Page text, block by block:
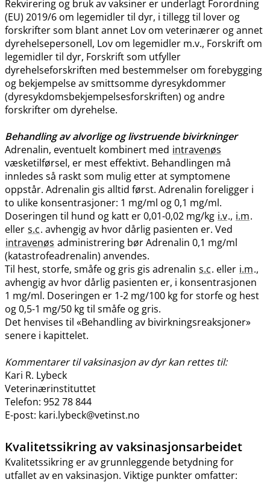
Rekvirering og bruk av vaksiner er underlagt Forordning
(EU) 2019/6 om legemidler til dyr, i tillegg til lover og
forskrifter som blant annet Lov om veterinærer og annet
dyrehelsepersonell, Lov om legemidler m.v., Forskrift om
legemidler til dyr, Forskrift som utfyller
dyrehelseforskriften med bestemmelser om forebygging
og bekjempelse av smittsomme dyresykdommer
(dyresykdomsbekjempelsesforskriften) og andre
forskrifter om dyrehelse.
Behandling av alvorlige og livstruende bivirkninger
Adrenalin, eventuelt kombinert med intravenøs
væsketilførsel, er mest effektivt. Behandlingen må
innledes så raskt som mulig etter at symptomene
oppstår. Adrenalin gis alltid først. Adrenalin foreligger i
to ulike konsentrasjoner: 1 mg/ml og 0,1 mg​/​ml.
Doseringen til hund og katt er 0,01-0,02 mg/kg i.v., i.m.
eller s.c. avhengig av hvor dårlig pasienten er. Ved
intravenøs administrering bør Adrenalin 0,1 mg/ml
(katastrofeadrenalin) anvendes.
Til hest, storfe, småfe og gris gis adrenalin s.c. eller i.m.,
avhengig av hvor dårlig pasienten er, i konsentrasjonen
1 mg​/​ml. Doseringen er 1-2 mg/100 kg for storfe og hest
og 0,5-1 mg/50 kg til småfe og gris.
Det henvises til «Behandling av bivirkningsreaksjoner»
senere i kapittelet.
Kommentarer til vaksinasjon av dyr kan rettes til:
Kari R. Lybeck
Veterinærinstituttet
Telefon: 952 78 844
E-post: kari.lybeck@vetinst.no
Kvalitetssikring av vaksinasjonsarbeidet
Kvalitetssikring er av grunnleggende betydning for
utfallet av en vaksinasjon. Viktige punkter omfatter: